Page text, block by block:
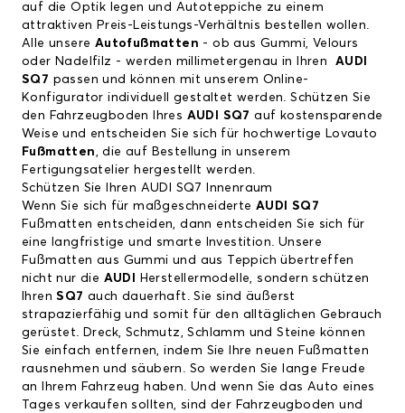
auf die Optik legen und Autoteppiche zu einem
attraktiven Preis-Leistungs-Verhältnis bestellen wollen.
Alle unsere Autofußmatten - ob aus Gummi, Velours
oder Nadelfilz - werden millimetergenau in Ihren AUDI
SQ7 passen und können mit unserem Online-
Konfigurator individuell gestaltet werden. Schützen Sie
den Fahrzeugboden Ihres AUDI SQ7auf kostensparende
Weise und entscheiden Sie sich für hochwertige Lovauto
Fußmatten, die auf Bestellung in unserem
Fertigungsatelier hergestellt werden.
Schützen Sie Ihren AUDI SQ7 Innenraum
Wenn Sie sich für maßgeschneiderte AUDI SQ7
Fußmatten entscheiden, dann entscheiden Sie sich für
eine langfristige und smarte Investition. Unsere
Fußmatten aus Gummi und aus Teppich übertreffen
nicht nur die AUDI
Herstellermodelle, sondern schützen
IhrenSQ7auch dauerhaft. Sie sind äußerst
strapazierfähig und somit für den alltäglichen Gebrauch
gerüstet. Dreck, Schmutz, Schlamm und Steine können
Sie einfach entfernen, indem Sie Ihre neuen Fußmatten
rausnehmen und säubern. So werden Sie lange Freude
an Ihrem Fahrzeug haben. Und wenn Sie das Auto eines
Tages verkaufen sollten, sind der Fahrzeugboden und